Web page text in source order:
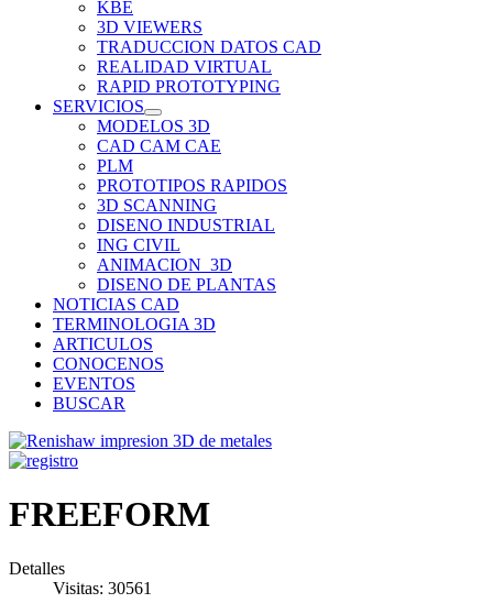
KBE
3D VIEWERS
TRADUCCION DATOS CAD
REALIDAD VIRTUAL
RAPID PROTOTYPING
SERVICIOS
MODELOS 3D
CAD CAM CAE
PLM
PROTOTIPOS RAPIDOS
3D SCANNING
DISENO INDUSTRIAL
ING CIVIL
ANIMACION_3D
DISENO DE PLANTAS
NOTICIAS CAD
TERMINOLOGIA 3D
ARTICULOS
CONOCENOS
EVENTOS
BUSCAR
FREEFORM
Detalles
Visitas: 30561